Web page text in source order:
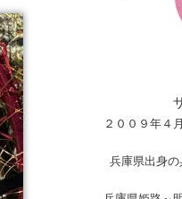
２００９年４
兵庫県出身